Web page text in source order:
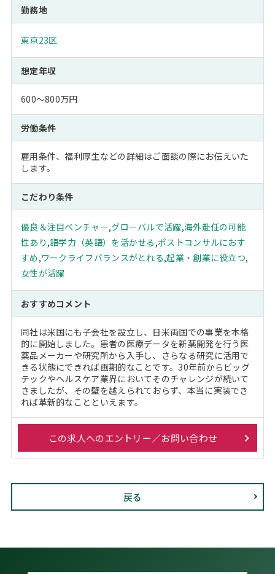
勤務地
東京23区
想定年収
600～800万円
労働条件
雇用条件、福利厚生などの詳細はご面談の際にお伝えいた
します。
こだわり条件
優良＆注目ベンチャー,グローバルで活躍,海外赴任の可能
性あり ,語学力（英語）を活かせる ,ポストコンサルにおす
すめ ,ワークライフバランスがとれる,起業・創業に役立つ,
女性が活躍
おすすめコメント
同社は米国にも子会社を設立し、日米両国での事業を本格
的に開始しました。患者の医療データを新薬開発を行う医
薬品メーカーや研究所から入手し、さらなる研究に活用で
きる状態にできれば画期的なことです。30年前からビッグ
テックやヘルスケア業界においてそのチャレンジが続いて
きましたが、その壁を越えられておらず、本当に実装でき
れば革新的なことといえます。
この求人へのエントリー／お問い合わせ
戻る